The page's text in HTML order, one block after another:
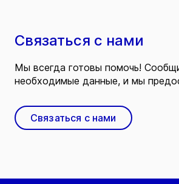
Связаться с нами
Мы всегда готовы помочь!
необходимые данные, и мы
Связаться с нами